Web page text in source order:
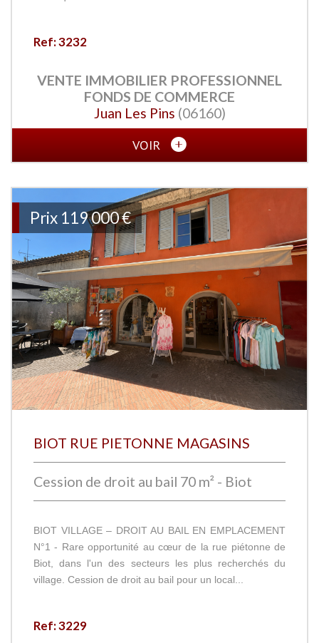
Ref: 3232
VENTE IMMOBILIER PROFESSIONNEL
FONDS DE COMMERCE
Juan Les Pins (06160)
VOIR
Prix 119 000 €
BIOT RUE PIETONNE MAGASINS
Cession de droit au bail 70 m² - Biot
BIOT VILLAGE – DROIT AU BAIL EN EMPLACEMENT
N°1 - Rare opportunité au cœur de la rue piétonne de
Biot, dans l'un des secteurs les plus recherchés du
village. Cession de droit au bail pour un local...
Ref: 3229